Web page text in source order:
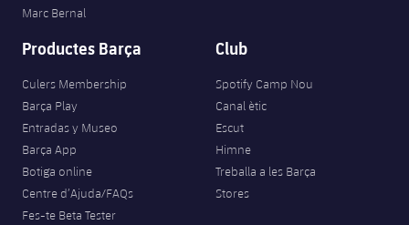
Marc Bernal
Productes Barça
Culers Membership
Barça Play
Entradas y Museo
Barça App
Botiga online
Centre d’Ajuda/FAQs
Fes-te Beta Tester
Club
Spotify Camp Nou
Canal ètic
Escut
Himne
Treballa a les Barça
Stores